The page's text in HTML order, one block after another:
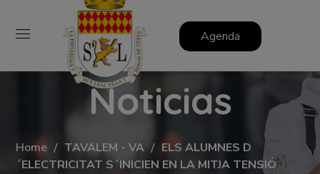
Agenda
Noticias
Home TAVALEM - VA
ELS ALUMNES D
´ELECTRICITAT S´INICIEN EN LA MITJA TENSIÓ